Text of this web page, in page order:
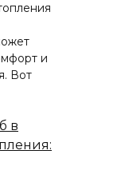
и
Вот
в